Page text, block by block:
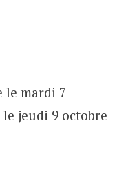
le mardi 7
jeudi 9 octobre